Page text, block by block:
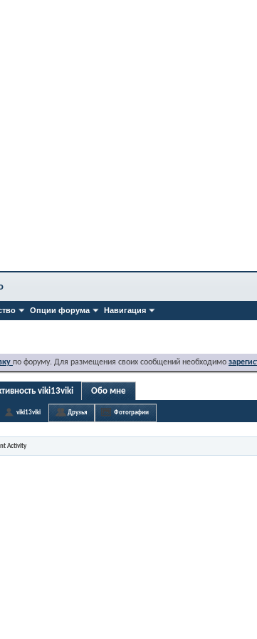
Опции форума Навигация
по форуму. Для размещения своих сообщений необходимо
viki13viki Обо мне
viki13viki Друзья Фотографии
Activity